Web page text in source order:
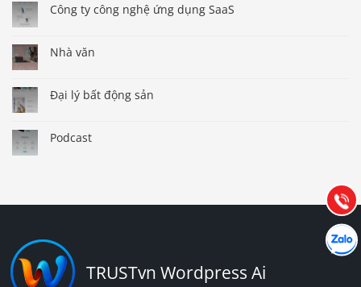
Công ty công nghệ ứng dụng SaaS
Nhà văn
Đại lý bất động sản
Podcast
TRUSTvn Wordpress Ai
Gọi
(028) 22.166.144
Chát